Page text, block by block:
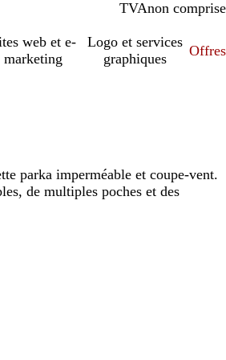
TVAcomprise
non comprise
web et e-
marketing
Logo et services
graphiques
Offres
parka imperméable et coupe-vent.
de multiples poches et des